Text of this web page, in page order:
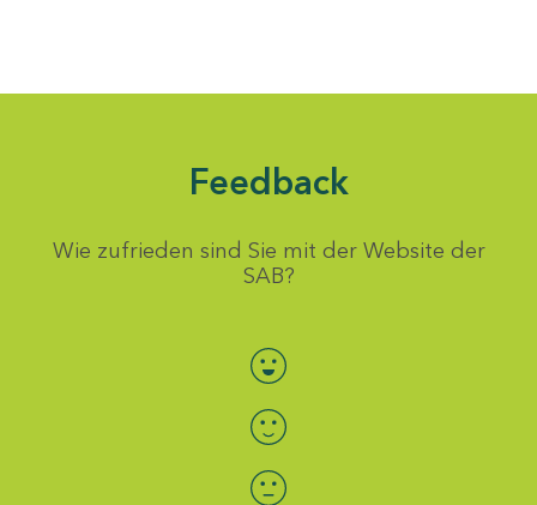
Feedback
Wie zufrieden sind Sie mit der Website der
SAB?
Bewertung auswählen